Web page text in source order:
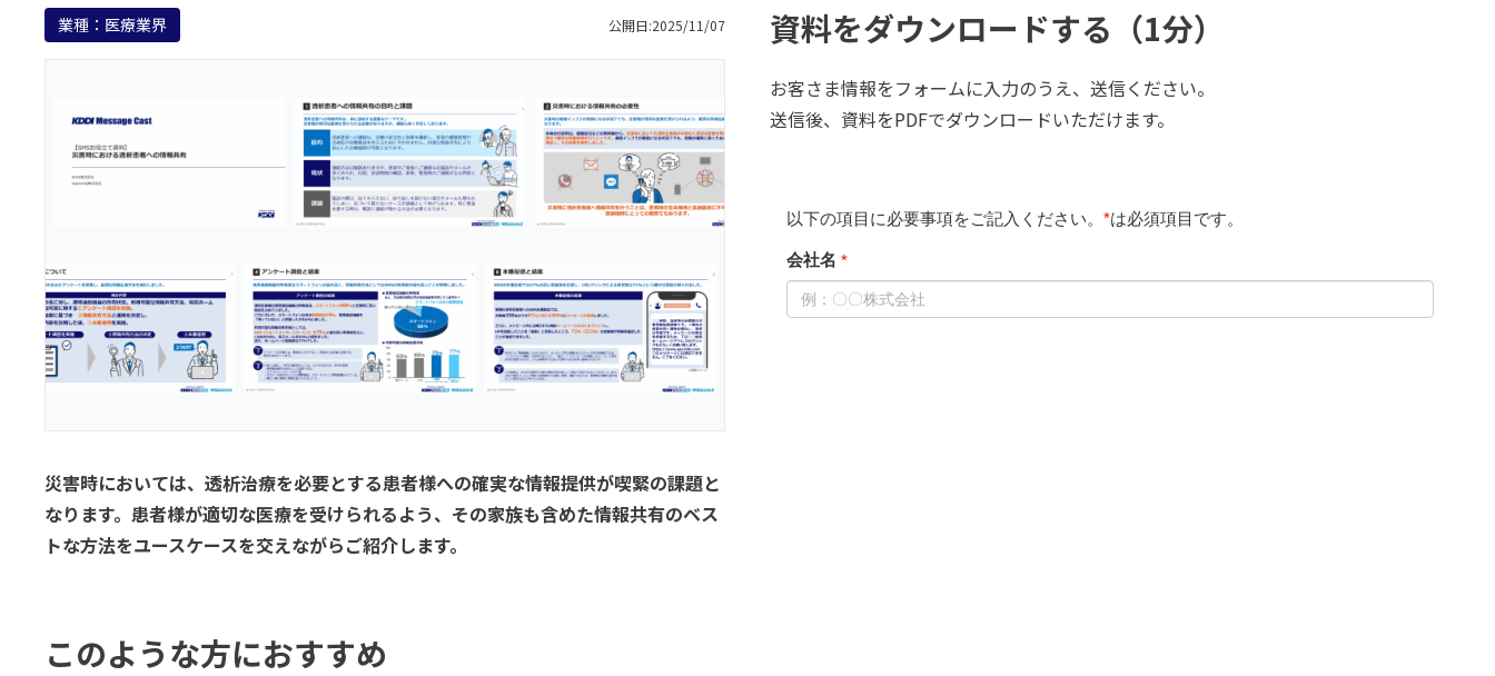
業種：医療業界 公開日:2025/11/07
災害時においては、透析治療を必要とする患者様への確実な情報提供が喫緊の課題と
なります。患者様が適切な医療を受けられるよう、その家族も含めた情報共有のベス
トな方法をユースケースを交えながらご紹介します。
このような方におすすめ
資料をダウンロードする（1分）
お客さま情報をフォームに入力のうえ、送信ください。
送信後、資料をPDFでダウンロードいただけます。